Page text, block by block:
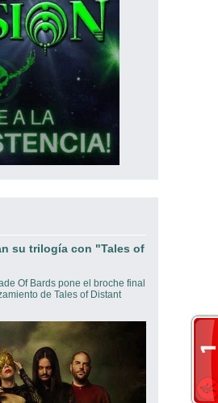
su trilogía con "Tales of
Of Bards pone el broche final
de Tales of Distant